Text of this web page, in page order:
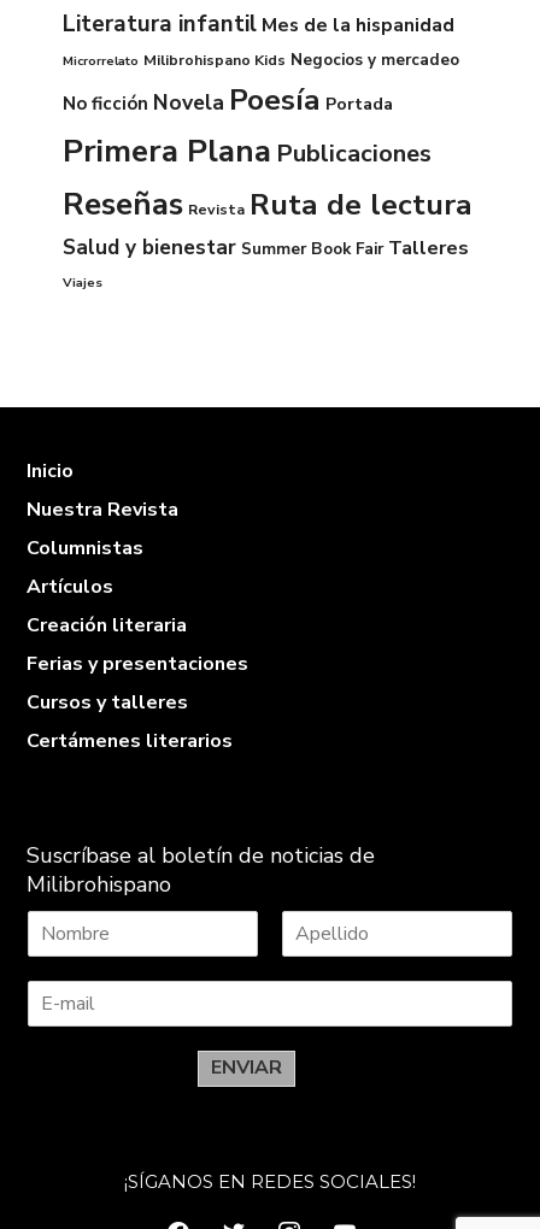
Literatura infantil Mes de la hispanidad
Microrrelato Milibrohispano Kids Negocios y mercadeo
No ficción Novela Poesía Portada
Primera Plana Publicaciones
Reseñas Revista Ruta de lectura
Salud y bienestar Summer Book Fair Talleres
Viajes
Inicio
Nuestra Revista
Columnistas
Artículos
Creación literaria
Ferias y presentaciones
Cursos y talleres
Certámenes literarios
Suscríbase al boletín de noticias de
Milibrohispano
o
b
p
l
d
ENVIAR
¡SÍGANOS EN REDES SOCIALES!